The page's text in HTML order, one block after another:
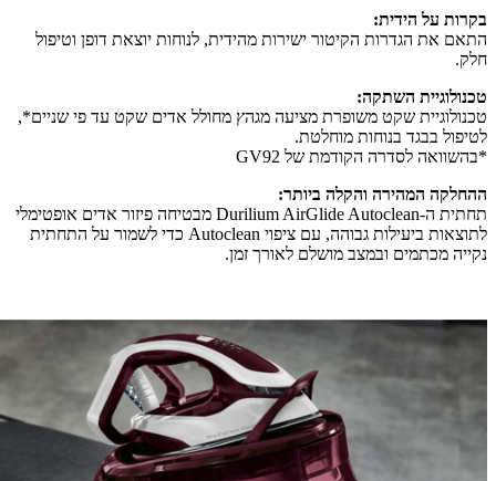
בקרות על הידית:
התאם את הגדרות הקיטור ישירות מהידית, לנוחות יוצאת דופן וטיפול
חלק.
טכנולוגיית השתקה:
טכנולוגיית שקט משופרת מציעה מגהץ מחולל אדים שקט עד פי שניים*,
לטיפול בבגד בנוחות מוחלטת.
*בהשוואה לסדרה הקודמת של GV92
ההחלקה המהירה והקלה ביותר:
תחתית ה-Durilium AirGlide Autoclean מבטיחה פיזור אדים אופטימלי
לתוצאות ביעילות גבוהה, עם ציפוי Autoclean כדי לשמור על התחתית
נקייה מכתמים ובמצב מושלם לאורך זמן.